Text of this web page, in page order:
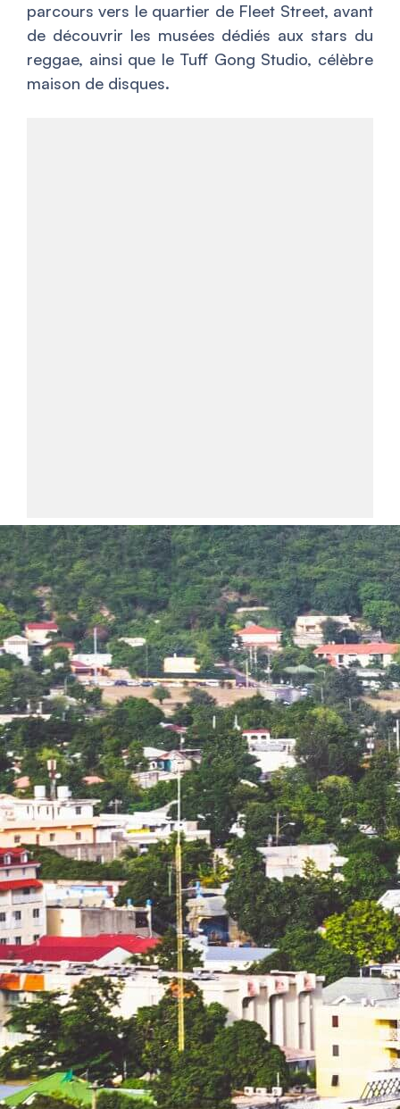
parcours vers le quartier de Fleet Street, avant
de découvrir les musées dédiés aux stars du
reggae, ainsi que le Tuff Gong Studio, célèbre
maison de disques.